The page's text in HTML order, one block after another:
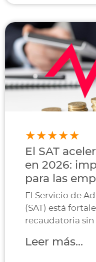
El SAT
en 2026:
para las
El Servicio de
(SAT) está
recaudatoria sin
Leer más...